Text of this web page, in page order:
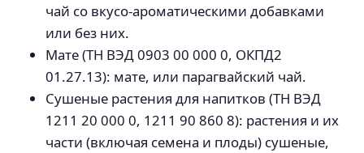
чай со вкусо-ароматическими добавками
или без них.
Мате (ТН ВЭД 0903 00 000 0, ОКПД2
01.27.13): мате, или парагвайский чай.
Сушеные растения для напитков (ТН ВЭД
1211 20 000 0, 1211 90 860 8): растения и их
части (включая семена и плоды) сушеные,